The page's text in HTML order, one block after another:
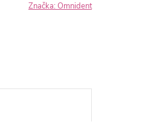
Značka: Omnident